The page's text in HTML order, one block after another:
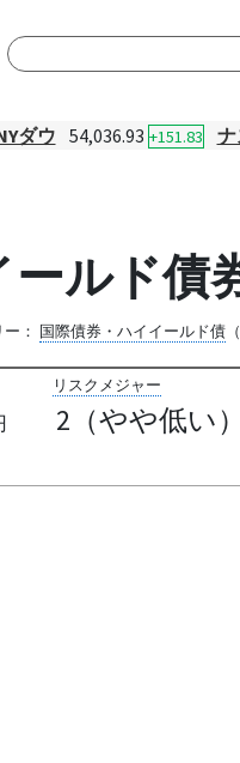
ダウ 54,036.93 +151.83 ナ
ールド債
： 国際債券・ハイイールド債（
リスクメジャー
2（やや低い）